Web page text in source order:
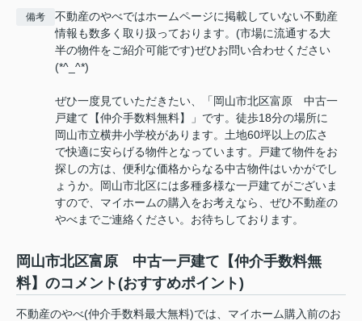
備考
不動産のやべではホームページに掲載していない不動産
情報も数多く取り扱っております。(市場に流通する大
半の物件をご紹介可能です)ぜひお問い合わせください
(*^_^*)
ぜひ一度見ていただきたい、「岡山市北区富原 中古一
戸建て【仲介手数料無料】」です。徒歩18分の場所に
岡山市立横井小学校があります。土地60坪以上の広さ
で快適に安らげる物件となっています。戸建て物件をお
探しの方は、便利な価格からなる中古物件はいかがでし
ょうか。岡山市北区には多種多様な一戸建てがございま
すので、マイホームの購入をお考えなら、ぜひ不動産の
やべまでご連絡ください。お待ちしております。
岡山市北区富原 中古一戸建て【仲介手数料無
料】のコメント(おすすめポイント)
不動産のやべ(仲介手数料最大無料)では、マイホーム購入前のお